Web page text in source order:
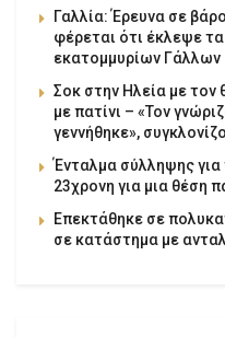
Γαλλία: Έρευνα σε
φέρεται ότι έκλεψε
εκατομμυρίων Γάλλων
Σοκ στην Ηλεία με τον
με πατίνι – «Τον
γεννήθηκε»,
Ένταλμα σύλληψης
23χρονη για μια θέση
Επεκτάθηκε σε
σε κατάστημα με